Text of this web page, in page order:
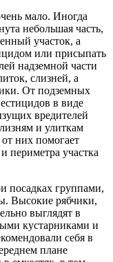
мало. Иногда
небольшая часть,
участок, а
или присыпать
надземной части
слизней, а
От подземных
в виде
вредителей
и улиткам
них помогает
периметра участка
посадках группами,
Высокие рябчики,
выглядят в
кустарниками и
себя в
плане